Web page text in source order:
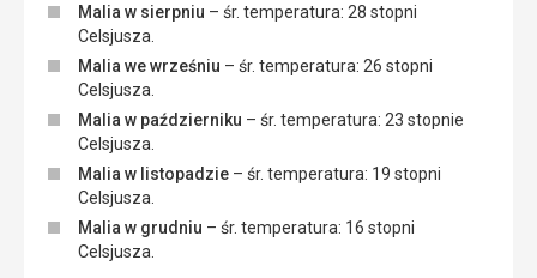
Malia w sierpniu – śr. temperatura: 28 stopni
Celsjusza.
Malia we wrześniu – śr. temperatura: 26 stopni
Celsjusza.
Malia w październiku – śr. temperatura: 23 stopnie
Celsjusza.
Malia w listopadzie – śr. temperatura: 19 stopni
Celsjusza.
Malia w grudniu – śr. temperatura: 16 stopni
Celsjusza.